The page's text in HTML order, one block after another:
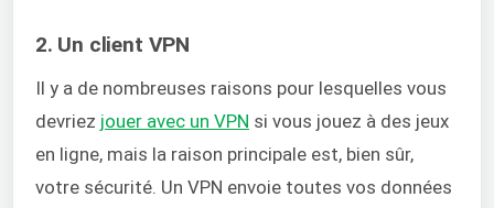
2. Un client VPN
Il y a de nombreuses raisons pour lesquelles vous
devriez jouer avec un VPN si vous jouez à des jeux
en ligne, mais la raison principale est, bien sûr,
votre sécurité. Un VPN envoie toutes vos données